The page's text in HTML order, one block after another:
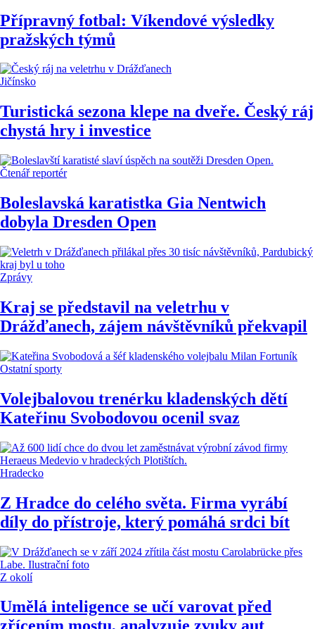
Přípravný fotbal: Víkendové výsledky
pražských týmů
Jičínsko
Turistická sezona klepe na dveře. Český ráj
chystá hry i investice
Čtenář reportér
Boleslavská karatistka Gia Nentwich
dobyla Dresden Open
Zprávy
Kraj se představil na veletrhu v
Drážďanech, zájem návštěvníků překvapil
Ostatní sporty
Volejbalovou trenérku kladenských dětí
Kateřinu Svobodovou ocenil svaz
Hradecko
Z Hradce do celého světa. Firma vyrábí
díly do přístroje, který pomáhá srdci bít
Z okolí
Umělá inteligence se učí varovat před